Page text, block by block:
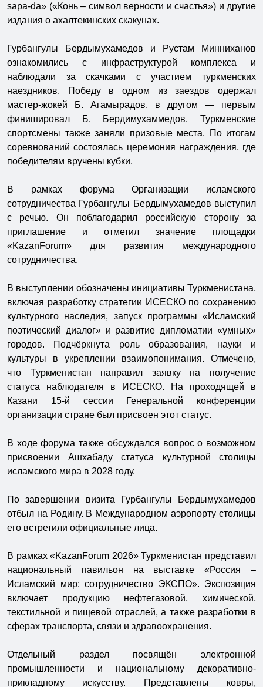
sapa-da» («Конь – символ верности и счастья») и другие
издания о ахалтекинских скакунах.
Гурбангулы Бердымухамедов и Рустам Минниханов
ознакомились с инфраструктурой комплекса и
наблюдали за скачками с участием туркменских
наездников. Победу в одном из заездов одержал
мастер-жокей Б. Агамырадов, в другом — первым
финишировал Б. Бердимухаммедов. Туркменские
спортсмены также заняли призовые места. По итогам
соревнований состоялась церемония награждения, где
победителям вручены кубки.
В рамках форума Организации исламского
сотрудничества Гурбангулы Бердымухамедов выступил
с речью. Он поблагодарил российскую сторону за
приглашение и отметил значение площадки
«KazanForum» для развития международного
сотрудничества.
В выступлении обозначены инициативы Туркменистана,
включая разработку стратегии ИСЕСКО по сохранению
культурного наследия, запуск программы «Исламский
поэтический диалог» и развитие дипломатии «умных»
городов. Подчёркнута роль образования, науки и
культуры в укреплении взаимопонимания. Отмечено,
что Туркменистан направил заявку на получение
статуса наблюдателя в ИСЕСКО. На проходящей в
Казани 15-й сессии Генеральной конференции
организации стране был присвоен этот статус.
В ходе форума также обсуждался вопрос о возможном
присвоении Ашхабаду статуса культурной столицы
исламского мира в 2028 году.
По завершении визита Гурбангулы Бердымухамедов
отбыл на Родину. В Международном аэропорту столицы
его встретили официальные лица.
В рамках «KazanForum 2026» Туркменистан представил
национальный павильон на выставке «Россия –
Исламский мир: сотрудничество ЭКСПО». Экспозиция
включает продукцию нефтегазовой, химической,
текстильной и пищевой отраслей, а также разработки в
сферах транспорта, связи и здравоохранения.
Отдельный раздел посвящён электронной
промышленности и национальному декоративно-
прикладному искусству. Представлены ковры,